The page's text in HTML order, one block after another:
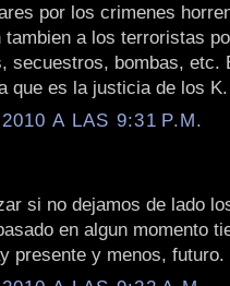
por los crimenes
tambien a los terroristas
secuestros, bombas, etc.
que es la justicia de los K.
A LAS 9:31 P.M.
si no dejamos de lado
en algun momento
presente y menos, futuro.